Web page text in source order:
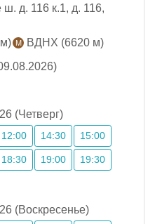
д. 116 к.1, д. 116,
ВДНХ (6620 м)
(Четверг)
12:00 14:30 15:00
18:30 19:00 19:30
(Воскресенье)